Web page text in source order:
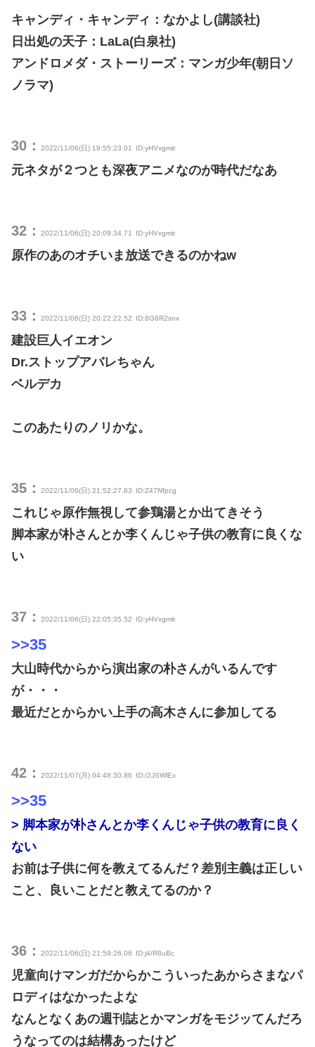
キャンディ・キャンディ：なかよし(講談社)
日出処の天子：LaLa(白泉社)
アンドロメダ・ストーリーズ：マンガ少年(朝日ソ
ノラマ)
30： 2022/11/06(日) 19:55:23.01 ID:yHVxgmit
元ネタが２つとも深夜アニメなのが時代だなあ
32： 2022/11/06(日) 20:09:34.71 ID:yHVxgmit
原作のあのオチいま放送できるのかねw
33： 2022/11/06(日) 20:22:22.52 ID:8G8R2snx
建設巨人イエオン
Dr.ストップアバレちゃん
ベルデカ
このあたりのノリかな。
35： 2022/11/06(日) 21:52:27.83 ID:Z47Nfpcg
これじゃ原作無視して参鶏湯とか出てきそう
脚本家が朴さんとか李くんじゃ子供の教育に良くな
い
37： 2022/11/06(日) 22:05:35.52 ID:yHVxgmit
>>35
大山時代からから演出家の朴さんがいるんです
が・・・
最近だとからかい上手の高木さんに参加してる
42： 2022/11/07(月) 04:48:30.86 ID:/2JSWlEx
>>35
> 脚本家が朴さんとか李くんじゃ子供の教育に良く
ない
お前は子供に何を教えてるんだ？差別主義は正しい
こと、良いことだと教えてるのか？
36： 2022/11/06(日) 21:59:26.06 ID:j4/R8uBc
児童向けマンガだからかこういったあからさまなパ
ロディはなかったよな
なんとなくあの週刊誌とかマンガをモジッてんだろ
うなってのは結構あったけど